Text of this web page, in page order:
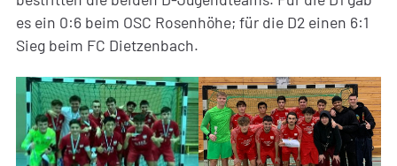
es ein 0:6 beim OSC Rosenhöhe; für die D2 einen 6:1
Sieg beim FC Dietzenbach.